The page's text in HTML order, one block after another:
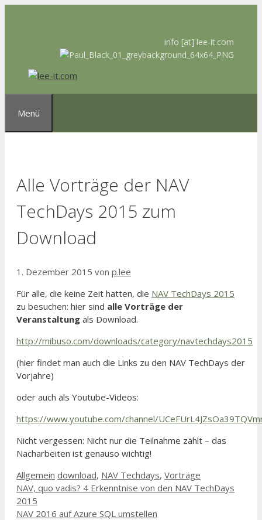
info [at] lee-it.com
Menü
Alle Vorträge der NAV
TechDays 2015 zum
Download
1. Dezember 2015 von p.lee
Für alle, die keine Zeit hatten, die NAV TechDays 2015
zu besuchen: hier sind alle Vorträge der
Veranstaltung als Download.
http://mibuso.com/downloads/category/navtechdays2015
(hier findet man auch die Links zu den NAV TechDays der
Vorjahre)
oder auch als Youtube-Videos:
https://www.youtube.com/channel/
Nicht vergessen: Nicht nur die Teilnahme zählt – das
Nacharbeiten ist genauso wichtig!
Kategorien
Allgemein Schlagwörter
download, NAV Techdays, Vorträge
NAV, quo vadis? 4 Erkenntnise von den NAV TechDays
2015
NAV 2016 auf Azure SQL umstellen